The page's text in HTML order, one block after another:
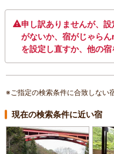
申し訳ありませんが、
がないか、宿がじゃら
を設定し直すか、他の宿
※ご指定の検索条件に合致しない
現在の検索条件に近い宿